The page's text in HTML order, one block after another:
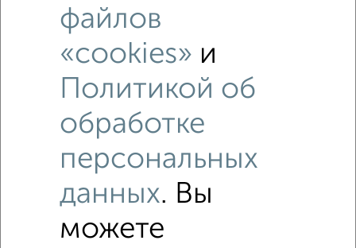
‹ /3
Круговая панорама рядом
файлов
«cookies» и
Политикой об
обработке
персональных
данных. Вы
можете